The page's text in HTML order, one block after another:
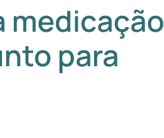
medicação
para